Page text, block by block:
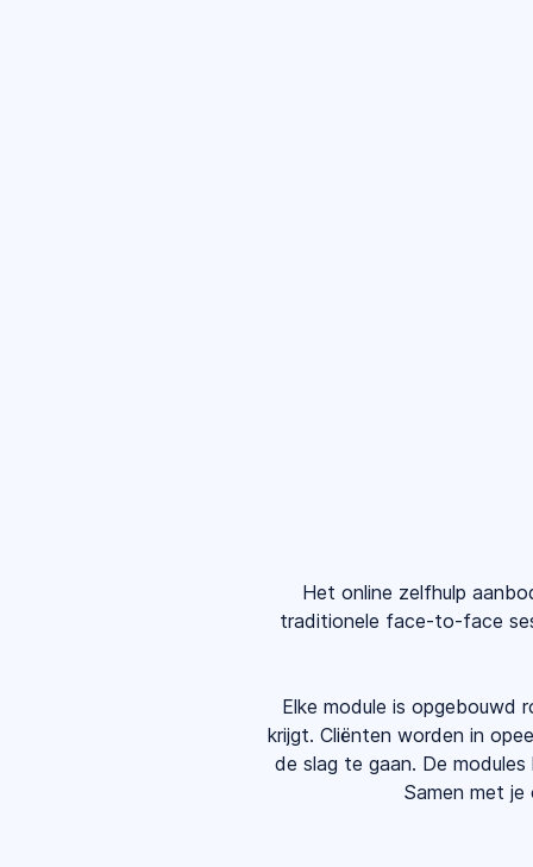
Het online zelfhulp
traditionele face-to-face
Elke module is opgebouwd
krijgt. Cliënten worden in
de slag te gaan. De
Samen met